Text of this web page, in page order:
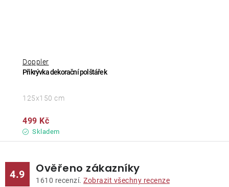
Přikrývka dekorační polštářek
Doppler
Skladem
499 Kč
125x150 cm
4.9 Ověřeno zákazníky
1610 recenzí. Zobrazit všechny recenze